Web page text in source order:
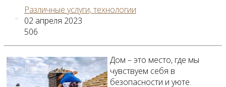
Главная
Все новости
Различные услуги, технологии
02 апреля 2023
506
Дом – это место, где мы
чувствуем себя в
безопасности и уюте.